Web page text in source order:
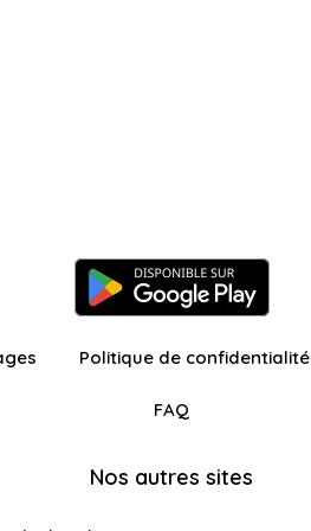
Politique de confidentialité
FAQ
Nos autres sites